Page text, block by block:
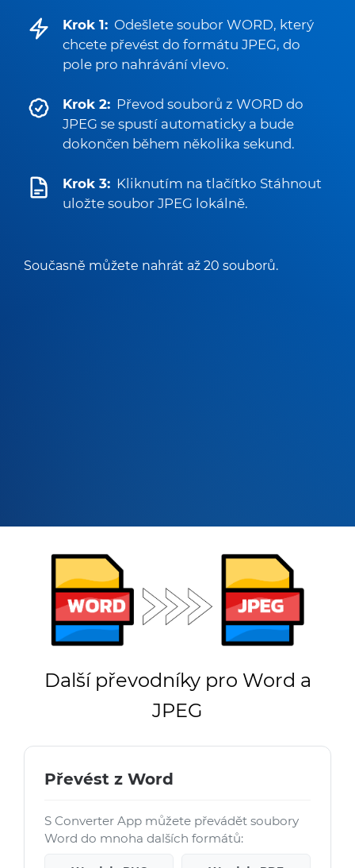
Krok 1: Odešlete soubor WORD, který
chcete převést do formátu JPEG, do
pole pro nahrávání vlevo.
Krok 2: Převod souborů z WORD do
JPEG se spustí automaticky a bude
dokončen během několika sekund.
Krok 3: Kliknutím na tlačítko Stáhnout
uložte soubor JPEG lokálně.
Současně můžete nahrát až 20 souborů.
Další převodníky pro Word a
JPEG
Převést z Word
S Converter App můžete převádět soubory
Word do mnoha dalších formátů: